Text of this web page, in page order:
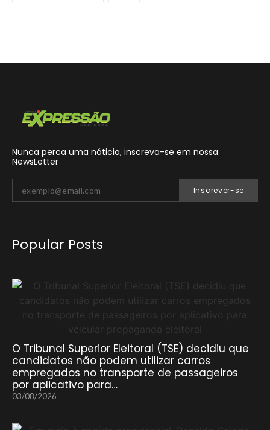
Nunca perca uma nóticia, inscreva-se em nossa
NewsLetter
Inscrever-se
Popular Posts
O Tribunal Superior Eleitoral (TSE) decidiu que
candidatos não podem utilizar carros
empregados no transporte de passageiros
por aplicativo para…
03/08/2026